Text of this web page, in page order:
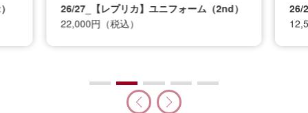
26/27_【レプリカ】ユニフォーム（2nd）
22,000円（税込）
26/